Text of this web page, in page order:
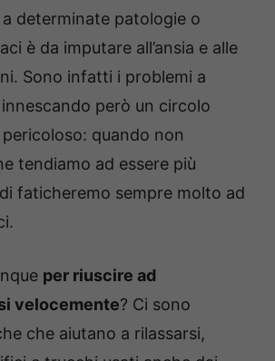
determinate patologie o
è da imputare all’ansia e alle
Sono infatti i problemi a
però un circolo
quando non
tendiamo ad essere più
faticheremo sempre molto ad
per riuscire ad
velocemente? Ci sono
che aiutano a rilassarsi,